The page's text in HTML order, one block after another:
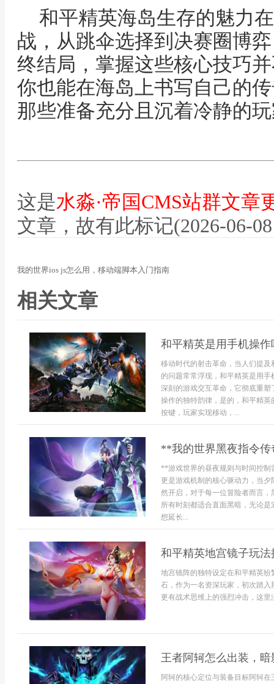
和平精英海岛生存的魅力
战，从跳伞选择到决赛圈博
终结局，掌握这些核心技巧
你也能在海岛上书写自己的
那些准备充分且沉着冷静的
这是水淼·帝国CMS站群文章
文章，故有此标记(2026-06-
我的世界ios js怎么用，移动端脚本入门指南
相关文章
和平精英是用手机操
移动时代的射击革命，当人们提
的问题常常浮现，和平精英是用
深刻的游戏交互革命，它彻底重
操作的独特韵律，是的，和平精
按键，玩家实现移动，...
**我的世界黑夜指令
**游戏世界的昼夜规则与时间控
更是游戏机制的核心驱动力，当
然开启，对于每一位冒险者而言
所有时刻都适合直面黑暗，无论
想延长...
和平精英地宫镜子玩
地宫镜阵的独特设定在和平精英
石，作为一名资深玩家，初次踏
更有战术思维上的强烈冲击，这
王者阿轲怎么出装，
阿轲的核心定位与装备目标阿轲